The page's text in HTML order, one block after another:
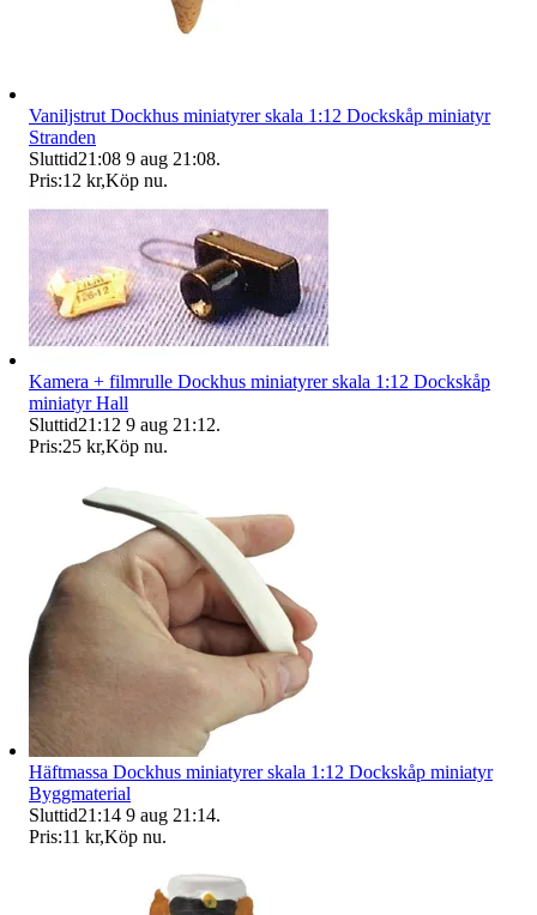
Vaniljstrut Dockhus miniatyrer skala 1:12 Dockskåp miniatyr
Stranden
Sluttid21:08 9 aug 21:08.
Pris:12 kr,Köp nu.
Kamera + filmrulle Dockhus miniatyrer skala 1:12 Dockskåp
miniatyr Hall
Sluttid21:12 9 aug 21:12.
Pris:25 kr,Köp nu.
Häftmassa Dockhus miniatyrer skala 1:12 Dockskåp miniatyr
Byggmaterial
Sluttid21:14 9 aug 21:14.
Pris:11 kr,Köp nu.